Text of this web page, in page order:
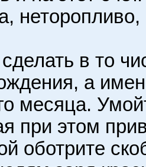
в то
а
месяца.
при этом
оботрите